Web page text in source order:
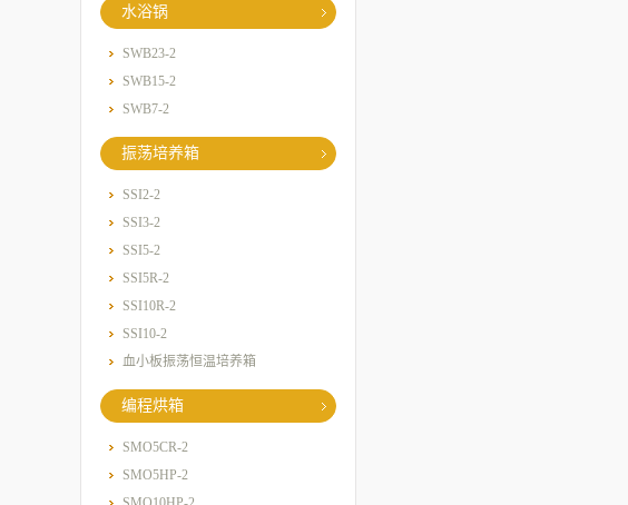
水浴锅
SWB23-2
SWB15-2
SWB7-2
振荡培养箱
SSI2-2
SSI3-2
SSI5-2
SSI5R-2
SSI10R-2
SSI10-2
血小板振荡恒温培养箱
编程烘箱
SMO5CR-2
SMO5HP-2